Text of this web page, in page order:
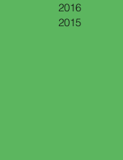
2016
2015